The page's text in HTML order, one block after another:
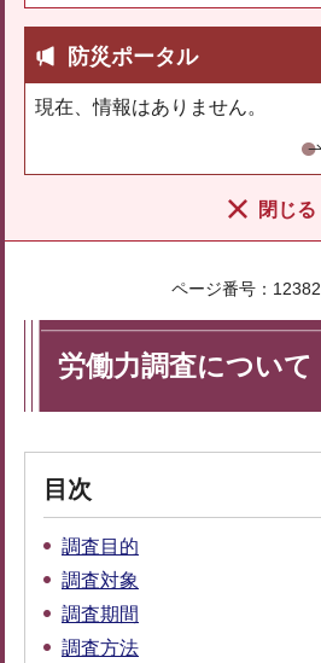
防災ポータル
現在、情報はありません。
閉じる
ページ番号：12382
労働力調査について
目次
調査目的
調査対象
調査期間
調査方法